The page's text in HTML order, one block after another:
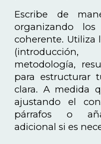
Escribe de
organizando
coherente. Utiliza
metodología,
para estructurar
clara. A medida
ajustando el
párrafos o
adicional si es